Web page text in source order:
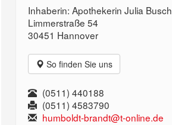
Inhaberin: Apothekerin Julia Busch
Limmerstraße 54
30451 Hannover
So finden Sie uns
(0511) 440188
(0511) 4583790
humboldt-brandt@t-online.de